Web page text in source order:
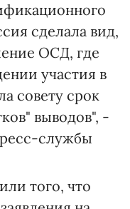
сделала вид,
ОСД, где
участия в
совету срок
выводов", -
службы
того, что